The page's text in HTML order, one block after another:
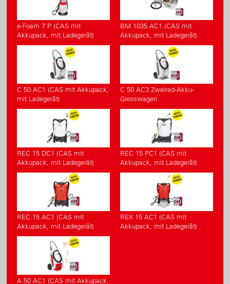
e-Foam 7 P (CAS mit
Akkupack, mit Ladegerät)
BM 1035 AC1 (CAS mit
Akkupack, mit Ladegerät)
C 50 AC1 (CAS mit Akkupack,
mit Ladegerät)
C 50 AC3 Zweirad-Akku-
Giesswagen
REC 15 DC1 (CAS mit
Akkupack, mit Ladegerät)
REC 15 PC1 (CAS mit
Akkupack, mit Ladegerät)
REC 15 AC1 (CAS mit
Akkupack, mit Ladegerät)
REX 15 AC1 (CAS mit
Akkupack, mit Ladegerät)
A 50 AC1 (CAS mit Akkupack,